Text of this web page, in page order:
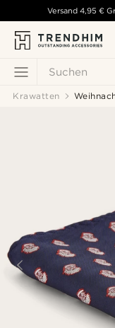
Suchen
Versand 4,95 €
Krawatten